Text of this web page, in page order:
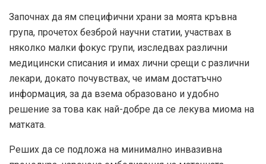
Започнах да ям специфични храни за моята кръвна
група, прочетох безброй научни статии, участвах в
няколко малки фокус групи, изследвах различни
медицински списания и имах лични срещи с различни
лекари, докато почувствах, че имам достатъчно
информация, за да взема образовано и удобно
решение за това как най-добре да се лекува миома на
матката.
Реших да се подложа на минимално инвазивна